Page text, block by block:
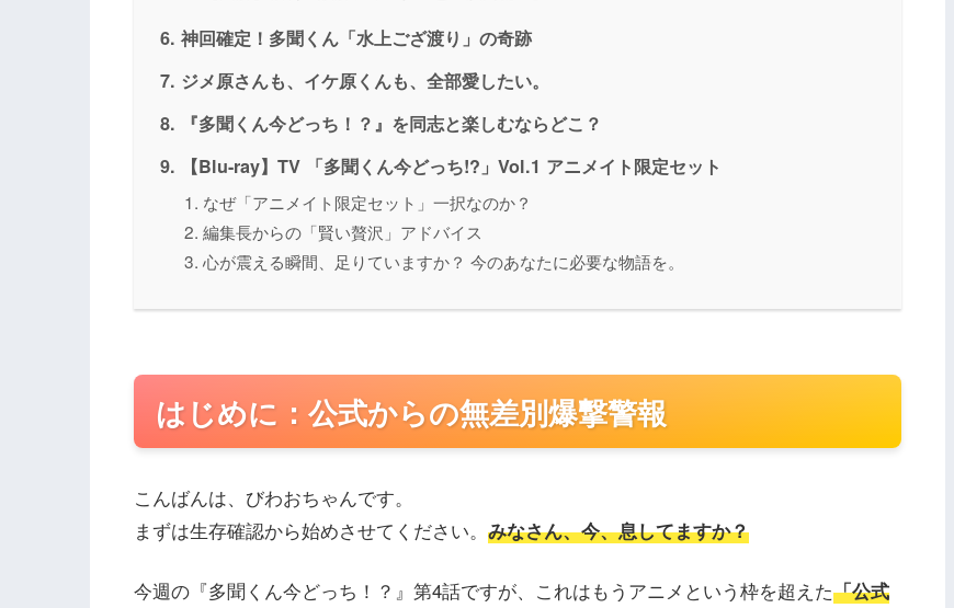
神回確定！多聞くん「水上ござ渡り」の奇跡
ジメ原さんも、イケ原くんも、全部愛したい。
『多聞くん今どっち！？』を同志と楽しむならどこ？
【Blu-ray】TV 「多聞くん今どっち!?」Vol.1 アニメイト限定セット
なぜ「アニメイト限定セット」一択なのか？
編集長からの「賢い贅沢」アドバイス
心が震える瞬間、足りていますか？ 今のあなたに必要な物語を。
はじめに：公式からの無差別爆撃警報
こんばんは、びわおちゃんです。
まずは生存確認から始めさせてください。 みなさん、今、息してますか？
今週の『多聞くん今どっち！？』第4話ですが、これはもうアニメという枠を超えた「公式